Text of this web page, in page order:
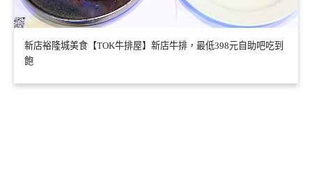
新店裕隆城美食【TOK牛排屋】新店牛排，最低398元自助吧吃到
飽